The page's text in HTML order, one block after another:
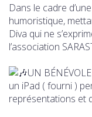
Dans le cadre
humoristique,
Diva qui ne
l’association
UN
un iPad ( fourni )
représentations et